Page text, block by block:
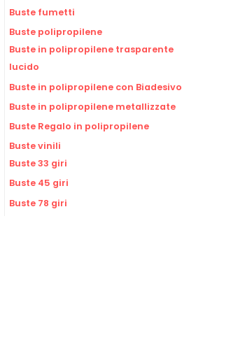
Buste fumetti
Buste polipropilene
Buste in polipropilene trasparente
lucido
Buste in polipropilene con Biadesivo
Buste in polipropilene metallizzate
Buste Regalo in polipropilene
Buste vinili
Buste 33 giri
Buste 45 giri
Buste 78 giri